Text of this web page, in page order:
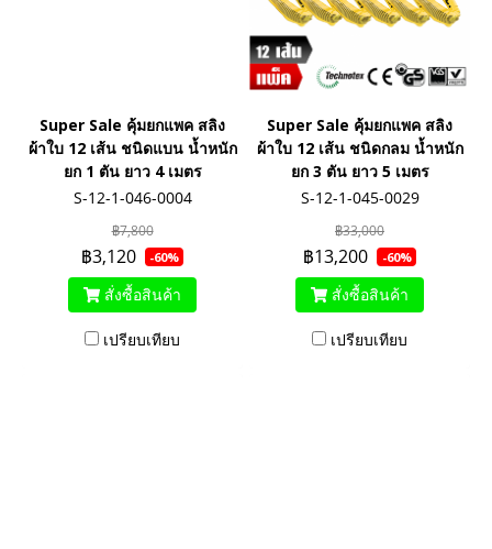
Super Sale คุ้มยกแพค สลิง
ผ้าใบ 12 เส้น ชนิดแบน น้ำหนัก
ยก 1 ตัน ยาว 4 เมตร
S-12-1-046-0004
฿7,800
฿3,120 -60%
สั่งซื้อสินค้า
เปรียบเทียบ
Super Sale คุ้มยกแพค สลิง
ผ้าใบ 12 เส้น ชนิดกลม น้ำหนัก
ยก 3 ตัน ยาว 5 เมตร
S-12-1-045-0029
฿33,000
฿13,200 -60%
สั่งซื้อสินค้า
เปรียบเทียบ